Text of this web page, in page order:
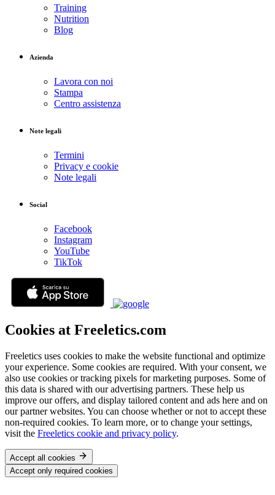
Training
Nutrition
Blog
Azienda
Lavora con noi
Stampa
Centro assistenza
Note legali
Termini
Privacy e cookie
Note legali
Social
Facebook
Instagram
YouTube
TikTok
Cookies at Freeletics.com
Freeletics uses cookies to make the website functional and optimize
your experience. Some cookies are required. With your consent, we
also use cookies or tracking pixels for marketing purposes. Some of
this data is shared with our advertising partners. These help us
improve our offers, and display tailored content and ads here and on
our partner websites. You can choose whether or not to accept these
non-required cookies. To learn more, or to change your settings,
visit the Freeletics cookie and privacy policy.
Accept all cookies
Accept only required cookies